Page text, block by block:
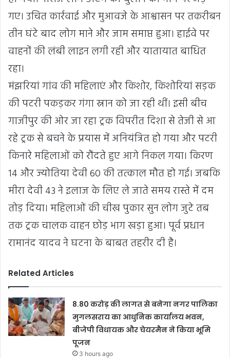
गए। उचित कार्रवाई और मुआवजे के आश्वासन पर तकरीबन
तीन घंटे बाद लोग माने और जाम समाप्त हुआ। हाईवे पर
वाहनों की लंबी लाइन लगी रही और यातायात बाधित
रहा।
मंझरियां गांव की महिलाएं और किशोर, किशोरियां सड़क
की पटरी पकड़कर गंगा स्नान को जा रही थीं। इसी बीच
गाजीपुर की ओर जा रहा ट्रक विपरीत दिशा से तेजी से आ
रहे ट्रक से बचने के प्रयास में अनियंत्रित हो गया और पटरी
किनारे महिलाओं को रौंदते हुए आगे निकल गया। किरण
14 और ज्योतिया देवी 60 की तत्काल मौत हो गई। जबकि
मीरा देवी 43 ने इलाज के लिए ले जाते समय रास्ते में दम
तोड़ दिया। महिलाओं की चीख पुकार सुन लोग जुटे तब
तक ट्रक चालक वाहन छोड़ भाग खड़ा हुआ। पूर्व प्रधान
रामानंद यादव ने घटना के बाबत तहरीर दी है।
Related Articles
8.80 करोड़ की लागत से बनेगा नगर पालिका
मुगलसराय का आधुनिक कार्यालय भवन,
बीजेपी विधायक और चेयरमैन ने किया भूमि
पूजन
3 hours ago